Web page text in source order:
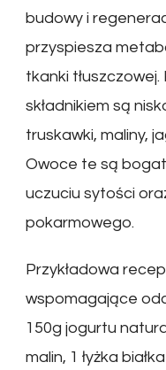
budowy i
przyspiesza
tkanki
składnikiem są
truskawki, maliny,
Owoce te są
uczuciu sytości
pokarmowego.
Przykładowa
wspomagające
150g jogurtu
malin, 1 łyżka